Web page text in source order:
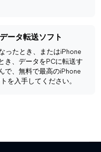
ータ転送ソフト
ったとき、またはiPhone
き、データをPCに転送す
で、無料で最高のiPhone
を入手してください。